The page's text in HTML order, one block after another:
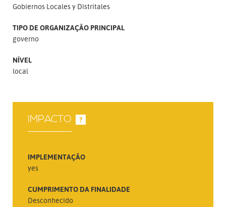
Gobiernos Locales y Distritales
TIPO DE ORGANIZAÇÃO PRINCIPAL
governo
NÍVEL
local
IMPACTO ?
IMPLEMENTAÇÃO
yes
CUMPRIMENTO DA FINALIDADE
Desconhecido